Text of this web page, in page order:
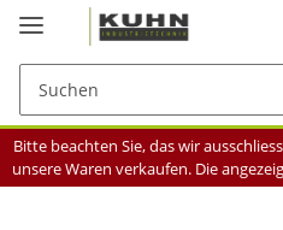
Bitte beachten Sie, das wir
unsere Waren verkaufen. Die